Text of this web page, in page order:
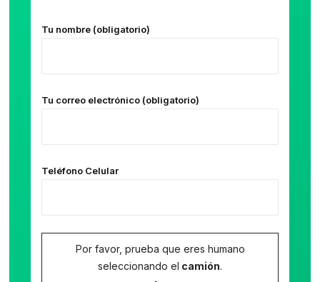
Tu nombre (obligatorio)
Tu correo electrónico (obligatorio)
Teléfono Celular
Por favor, prueba que eres humano
seleccionando el camión.